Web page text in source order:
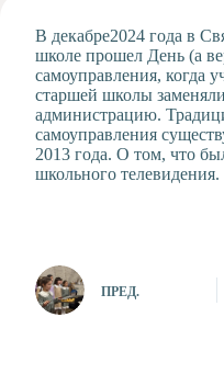
студия
Музыкальное
отделение
Служба
Тьюторская
В декабре2024 года в
школе прошел День (а
самоуправления, когда
старшей школы
администрацию.
самоуправления
2013 года. О том, что
школьного телевидения.
ПРЕД.